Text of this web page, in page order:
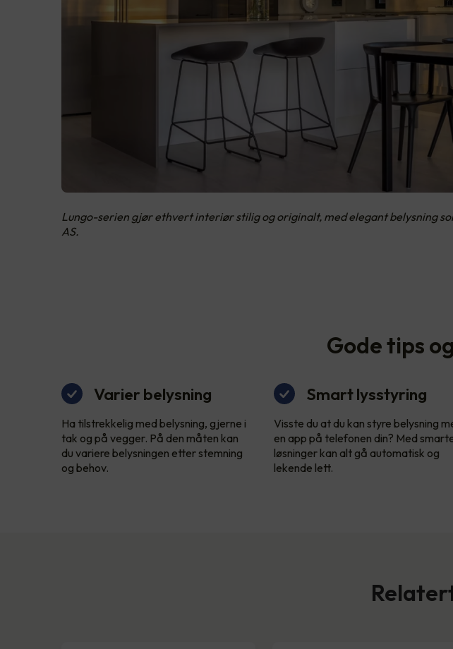
Lungo-serien gjør ethvert interiør stilig og originalt, med elegant belysning
AS.
Gode tips
Varier belysning
Ha tilstrekkelig med belysning, gjerne i
tak og på vegger. På den måten kan
du variere belysningen etter stemning
og behov.
Smart lysstyring
Visste du at du kan styre belysning
en app på telefonen din? Med
løsninger kan alt gå automatisk og
lekende lett.